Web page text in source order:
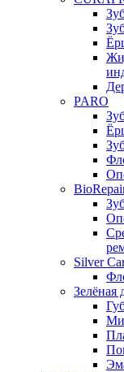
PARO
Silver
Зелёная